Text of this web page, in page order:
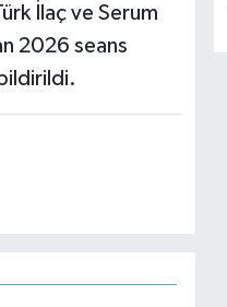
İlaç ve Serum
2026 seans